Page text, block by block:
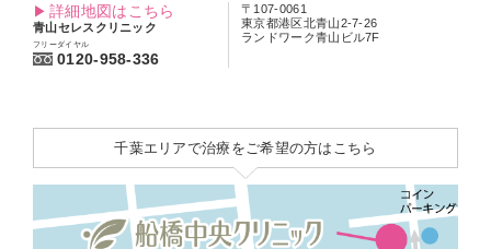
詳細地図はこちら
青山セレスクリニック
フリーダイヤル
0120-958-336
〒107-0061
東京都港区北青山2-7-26
ランドワーク青山ビル7F
千葉エリアで治療をご希望の方はこちら